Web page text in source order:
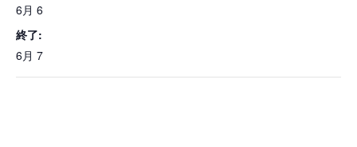
6月 6
終了:
6月 7